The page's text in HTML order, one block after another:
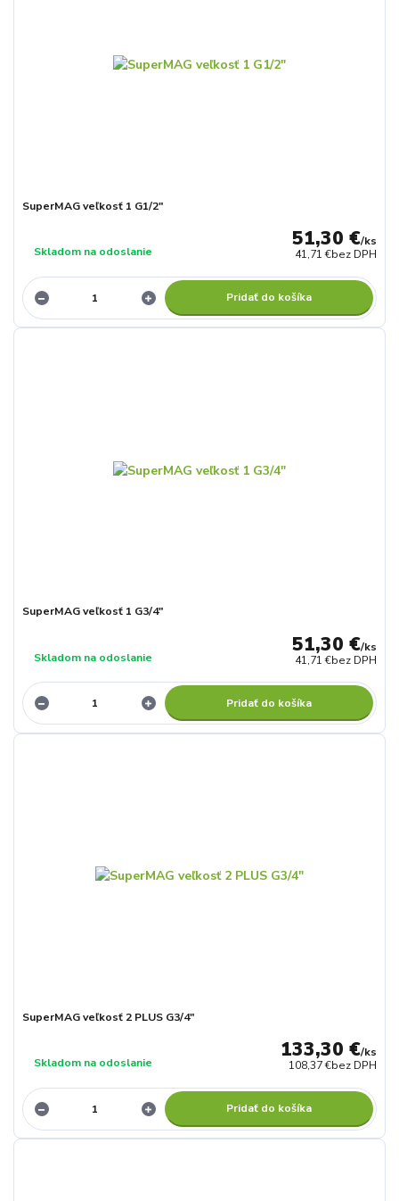
SuperMAG veľkosť 1 G1/2"
51,30 €/ks
41,71 €bez DPH
Skladom na odoslanie
Pridať do košíka
SuperMAG veľkosť 1 G3/4"
51,30 €/ks
41,71 €bez DPH
Skladom na odoslanie
Pridať do košíka
SuperMAG veľkosť 2 PLUS G3/4"
133,30 €/ks
108,37 €bez DPH
Skladom na odoslanie
Pridať do košíka